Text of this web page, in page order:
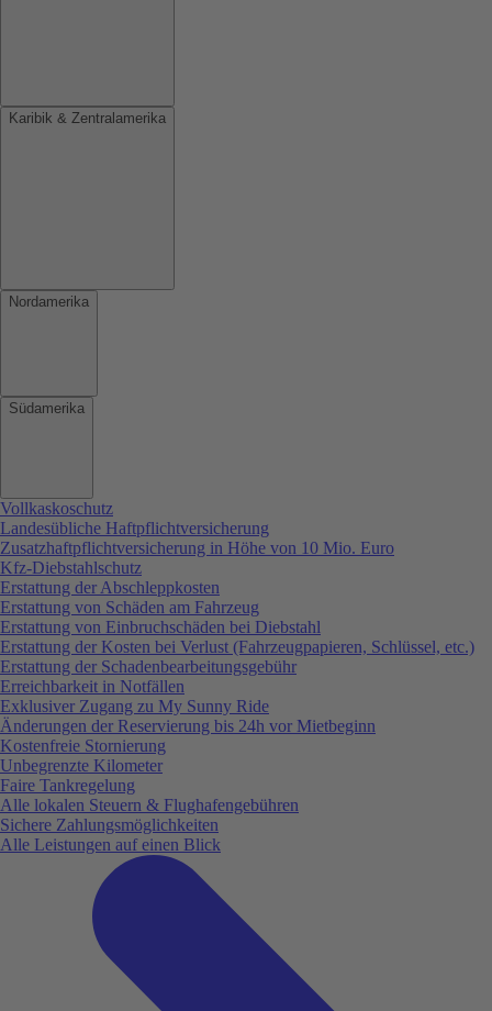
Karibik & Zentralamerika
Nordamerika
Südamerika
Vollkaskoschutz
Landesübliche Haftpflichtversicherung
Zusatzhaftpflichtversicherung in Höhe von 10 Mio. Euro
Kfz-Diebstahlschutz
Erstattung der Abschleppkosten
Erstattung von Schäden am Fahrzeug
Erstattung von Einbruchschäden bei Diebstahl
Erstattung der Kosten bei Verlust (Fahrzeugpapieren, Schlüssel, etc.)
Erstattung der Schadenbearbeitungsgebühr
Erreichbarkeit in Notfällen
Exklusiver Zugang zu My Sunny Ride
Änderungen der Reservierung bis 24h vor Mietbeginn
Kostenfreie Stornierung
Unbegrenzte Kilometer
Faire Tankregelung
Alle lokalen Steuern & Flughafengebühren
Sichere Zahlungsmöglichkeiten
Alle Leistungen auf einen Blick